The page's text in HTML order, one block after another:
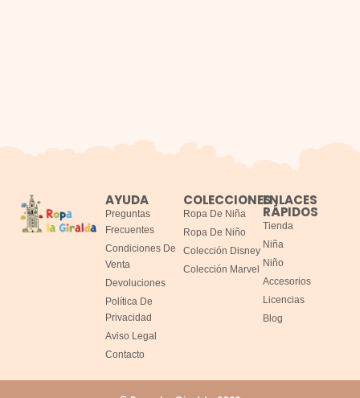
AYUDA
Preguntas
Frecuentes
Condiciones De
Venta
Devoluciones
Política De
Privacidad
Aviso Legal
Contacto
COLECCIONES
Ropa De Niña
Ropa De Niño
Colección Disney
Colección Marvel
ENLACES
RÁPIDOS
Tienda
Niña
Niño
Accesorios
Licencias
Blog